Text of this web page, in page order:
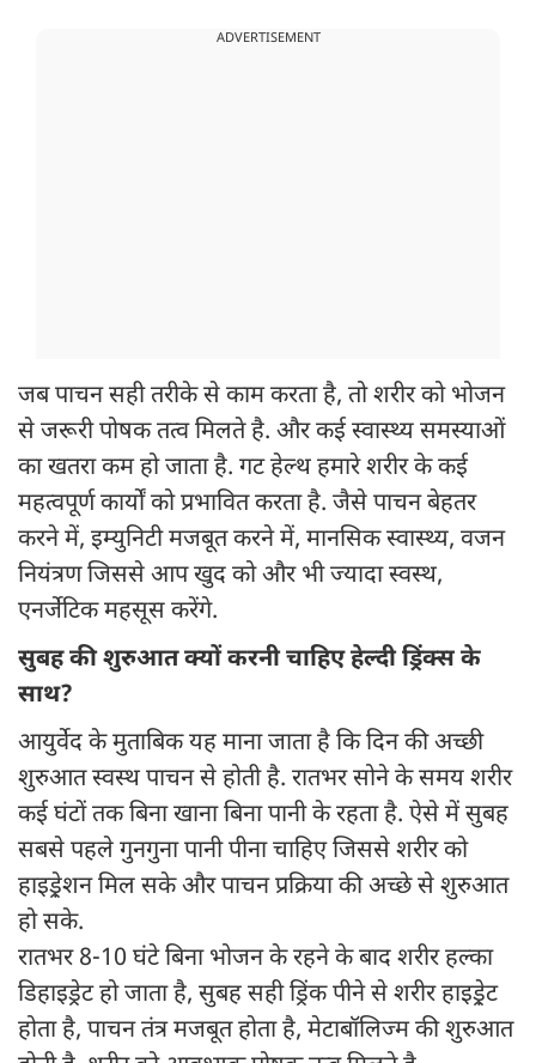
ADVERTISEMENT
जब पाचन सही तरीके से काम करता है, तो शरीर को भोजन
से जरूरी पोषक तत्व मिलते है. और कई स्वास्थ्य समस्याओं
का खतरा कम हो जाता है. गट हेल्थ हमारे शरीर के कई
महत्वपूर्ण कार्यों को प्रभावित करता है. जैसे पाचन बेहतर
करने में, इम्युनिटी मजबूत करने में, मानसिक स्वास्थ्य, वजन
नियंत्रण जिससे आप खुद को और भी ज्यादा स्वस्थ,
एनर्जेटिक महसूस करेंगे.
सुबह की शुरुआत क्यों करनी चाहिए हेल्दी ड्रिंक्स के
साथ?
आयुर्वेद के मुताबिक यह माना जाता है कि दिन की अच्छी
शुरुआत स्वस्थ पाचन से होती है. रातभर सोने के समय शरीर
कई घंटों तक बिना खाना बिना पानी के रहता है. ऐसे में सुबह
सबसे पहले गुनगुना पानी पीना चाहिए जिससे शरीर को
हाइड्रे़शन मिल सके और पाचन प्रक्रिया की अच्छे से शुरुआत
हो सके.
रातभर 8-10 घंटे बिना भोजन के रहने के बाद शरीर हल्का
डिहाइड्रेट हो जाता है, सुबह सही ड्रिंक पीने से शरीर हाइड्रे़ट
होता है, पाचन तंत्र मजबूत होता है, मेटाबॉलिज्म की शुरुआत